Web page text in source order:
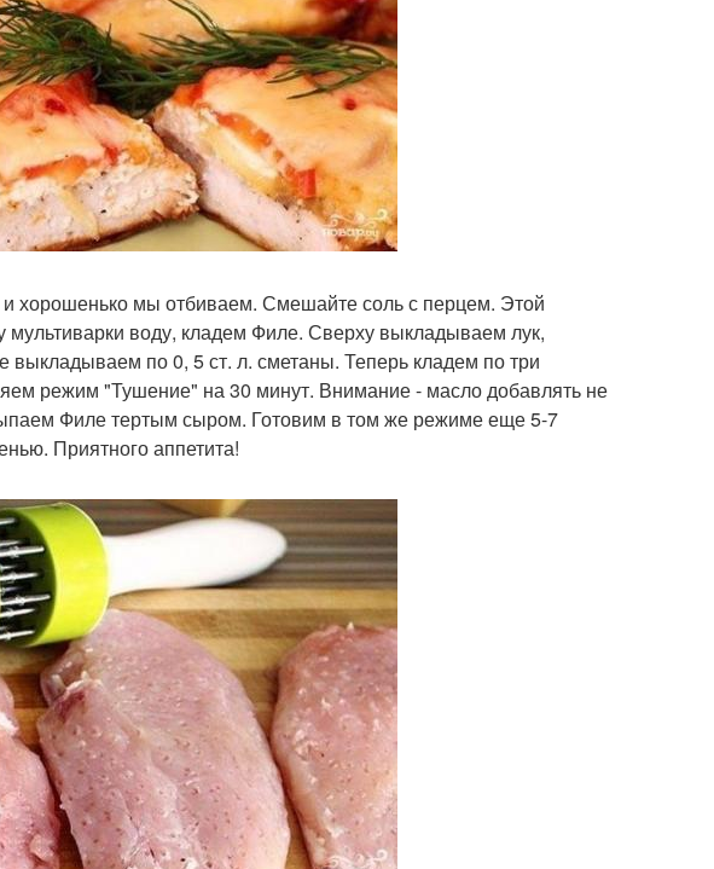
хорошенько мы отбиваем. Смешайте соль с перцем. Этой
воду, кладем Филе. Сверху выкладываем лук,
по 0, 5 ст. л. сметаны. Теперь кладем по три
режим "Тушение" на 30 минут. Внимание - масло добавлять не
Филе тертым сыром. Готовим в том же режиме еще 5-7
Приятного аппетита!